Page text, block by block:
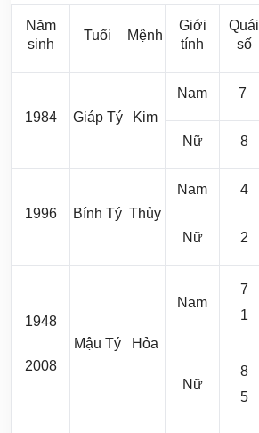
Năm
sinh
Tuổi Mệnh
Giới
tính
Quái
số
1984 Giáp Tý Kim
Nam 7
Nữ 8
1996 Bính Tý Thủy
Nam 4
Nữ 2
1948
2008
Mậu Tý Hỏa
Nam
7
1
Nữ
8
5